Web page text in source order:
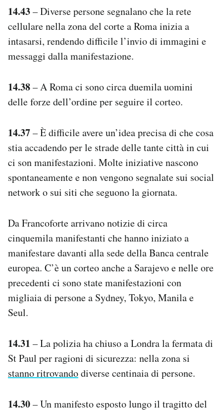
14.43– Diverse persone segnalano che la rete
cellulare nella zona del corte a Roma inizia a
intasarsi, rendendo difficile l’invio di immagini e
messaggi dalla manifestazione.
14.38– A Roma ci sono circa duemila uomini
delle forze dell’ordine per seguire il corteo.
14.37– È difficile avere un’idea precisa di che cosa
stia accadendo per le strade delle tante città in cui
ci son manifestazioni. Molte iniziative nascono
spontaneamente e non vengono segnalate sui social
network o sui siti che seguono la giornata.
Da Francoforte arrivano notizie di circa
cinquemila manifestanti che hanno iniziato a
manifestare davanti alla sede della Banca centrale
europea. C’è un corteo anche a Sarajevo e nelle ore
precedenti ci sono state manifestazioni con
migliaia di persone a Sydney, Tokyo, Manila e
Seul.
14.31 – La polizia ha chiuso a Londra la fermata di
St Paul per ragioni di sicurezza: nella zona si
stanno ritrovandodiverse centinaia di persone.
14.30– Un manifesto esposto lungo il tragitto del